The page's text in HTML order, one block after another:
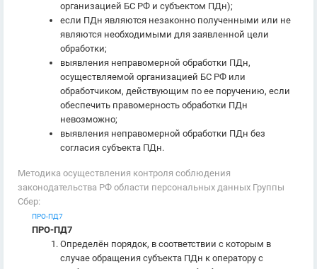
организацией БС РФ и субъектом ПДн);
если ПДн являются незаконно полученными или не
являются необходимыми для заявленной цели
обработки;
выявления неправомерной обработки ПДн,
осуществляемой организацией БС РФ или
обработчиком, действующим по ее поручению, если
обеспечить правомерность обработки ПДн
невозможно;
выявления неправомерной обработки ПДн без
согласия субъекта ПДн.
Методика осуществления контроля соблюдения
законодательства РФ области персональных данных Группы
Сбер:
ПРО-ПД7
ПРО-ПД7
Определён порядок, в соответствии с которым в
случае обращения субъекта ПДн к оператору с